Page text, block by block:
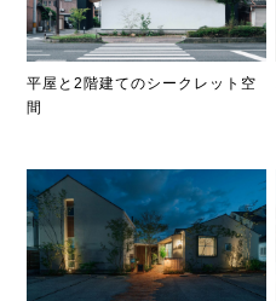
平屋と2階建てのシークレット空
間